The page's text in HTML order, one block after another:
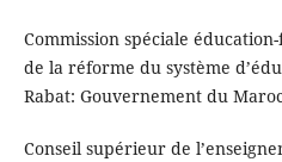
Commission spéciale
de la réforme du système
Rabat: Gouvernement du
Conseil supérieur de